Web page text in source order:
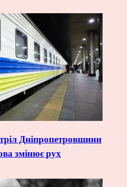
Дніпропетровщини
змінює рух